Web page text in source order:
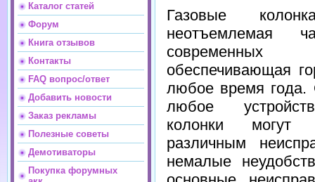
Каталог статей
Форум
Книга отзывов
Контакты
FAQ вопрос/ответ
Добавить новости
Заказ рекламы
Полезные советы
Демотиваторы
Покупка форумных
Газовые
неотъемлемая
обеспечивающая
любое время года.
любое
колонки могут
различным
немалые